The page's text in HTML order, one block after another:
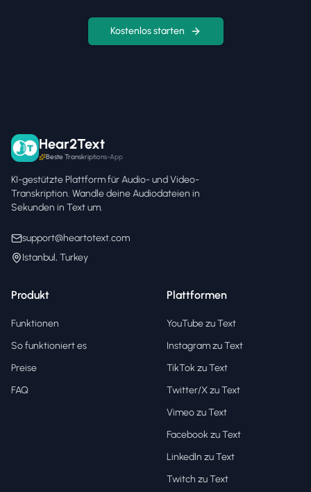
Kostenlos starten
Hear2Text
Beste Transkriptions-App
KI-gestützte Plattform für Audio- und Video-
Transkription. Wandle deine Audiodateien in
Sekunden in Text um.
support@heartotext.com
Istanbul, Turkey
Produkt
Funktionen
So funktioniert es
Preise
FAQ
Plattformen
YouTube zu Text
Instagram zu Text
TikTok zu Text
Twitter/X zu Text
Vimeo zu Text
Facebook zu Text
LinkedIn zu Text
Twitch zu Text